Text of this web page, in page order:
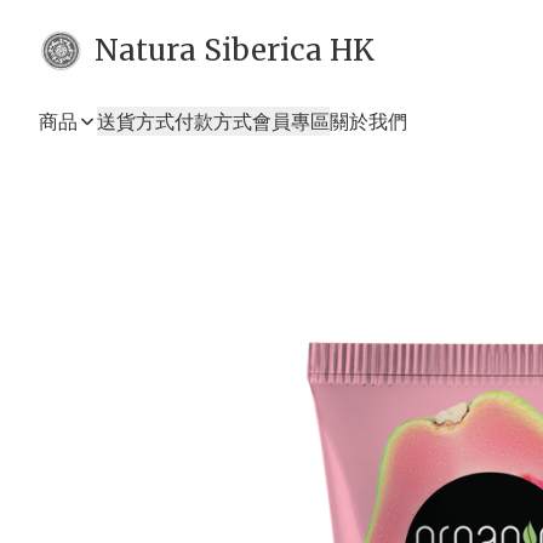
Natura Siberica HK
商品 送貨方式付款方式會員專區關於我們